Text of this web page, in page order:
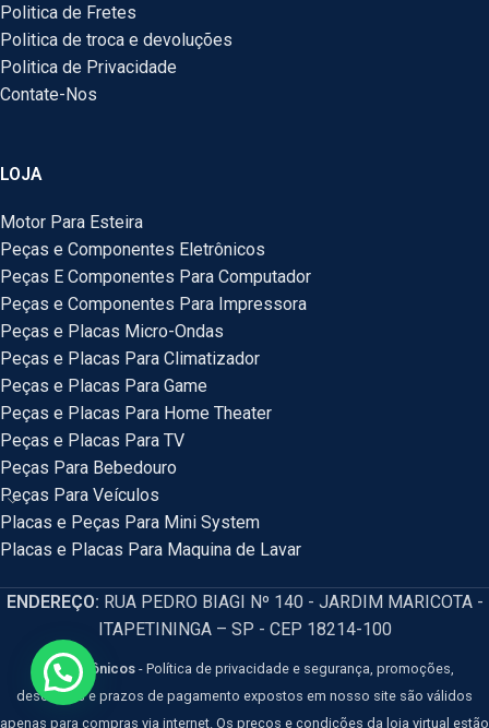
Politica de Fretes
Politica de troca e devoluções
Politica de Privacidade
Contate-Nos
LOJA
Motor Para Esteira
Peças e Componentes Eletrônicos
Peças E Componentes Para Computador
Peças e Componentes Para Impressora
Peças e Placas Micro-Ondas
Peças e Placas Para Climatizador
Peças e Placas Para Game
Peças e Placas Para Home Theater
Peças e Placas Para TV
Peças Para Bebedouro
Peças Para Veículos
Placas e Peças Para Mini System
Placas e Placas Para Maquina de Lavar
ENDEREÇO: RUA PEDRO BIAGI Nº 140 - JARDIM MARICOTA -
ITAPETININGA – SP - CEP 18214-100
HM Eletrônicos - Política de privacidade e segurança, promoções,
descontos e prazos de pagamento expostos em nosso site são válidos
apenas para compras via internet. Os preços e condições da loja virtual estão